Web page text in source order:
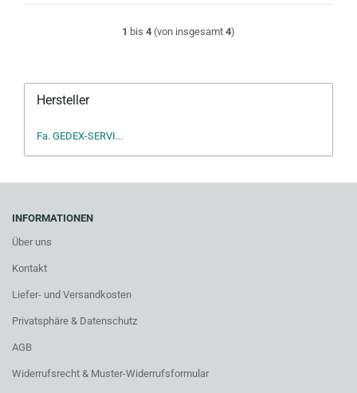
1 bis 4 (von insgesamt 4)
Hersteller
Fa. GEDEX-SERVI...
INFORMATIONEN
Über uns
Kontakt
Liefer- und Versandkosten
Privatsphäre & Datenschutz
AGB
Widerrufsrecht & Muster-Widerrufsformular